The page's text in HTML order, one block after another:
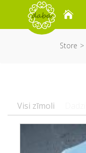
Store
Visi zīmoli